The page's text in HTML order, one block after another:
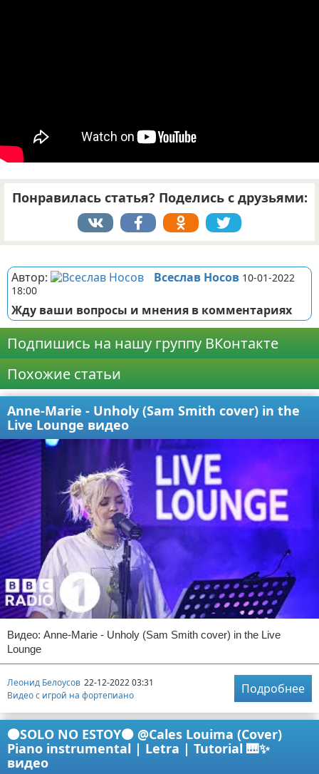
Понравилась статья? Поделись с друзьями:
Автор: Всеслав Носов 10-01-2022
18:00
Жду ваши вопросы и мнения в комментариях
Подпишись на нашу группу ВКонтакте
Похожие статьи
Anne-Marie - Unholy (Sam Smith cover) in the
Live Lounge видео
Видео: Anne-Marie - Unholy (Sam Smith cover) in the Live
Lounge
Леонид Белоусов 22-12-2022 03:31
Видео с игрой на фортепиано
Подробнее
🟠SOLO NO ESTOY🟠 @Cales Louima (Cover)
Piano instrumental | Letra | Tutorial 🎹✨
видео